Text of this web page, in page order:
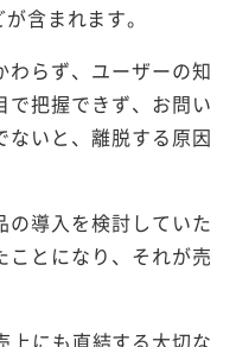
含まれます。
わらず、ユーザーの知
で把握できず、お問い
いと、離脱する原因
導入を検討していた
ことになり、それが売
上にも直結する大切な